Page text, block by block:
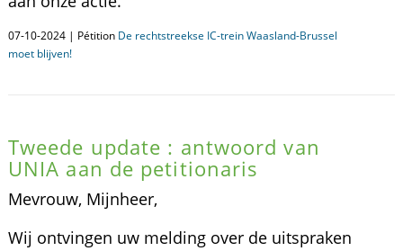
07-10-2024 | Pétition De rechtstreekse IC-trein Waasland-Brussel
moet blijven!
Tweede update : antwoord van
UNIA aan de petitionaris
Mevrouw, Mijnheer,
Wij ontvingen uw melding over de uitspraken